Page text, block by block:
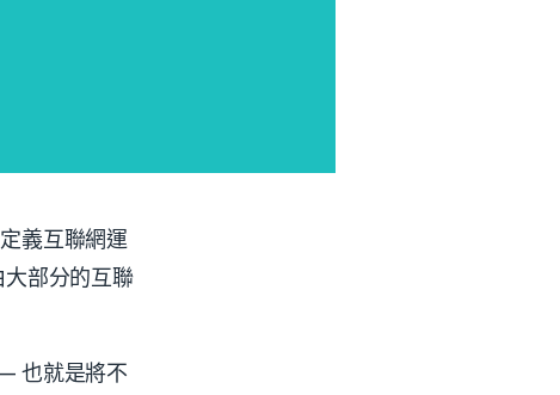
義互聯網運
部分的互聯
也就是將不